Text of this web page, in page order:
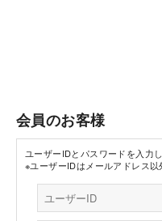
会員のお客様
ユーザーIDとパスワードを入力
※ユーザーIDはメールアドレス以